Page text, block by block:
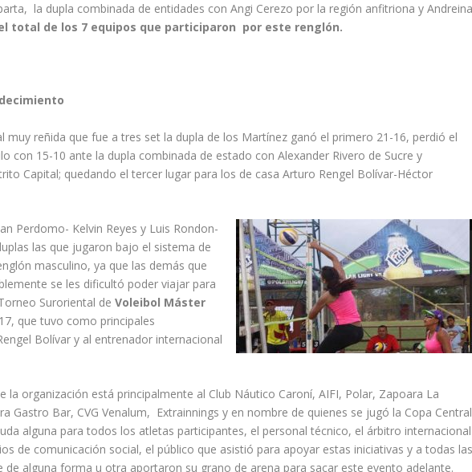
la dupla combinada de entidades con Angi Cerezo por la región anfitriona y
total de los 7 equipos que participaron por este renglón.
muy reñida que fue a tres set la dupla de los Martínez ganó el primero 21-16, perdió el
con 15-10 ante la dupla combinada de estado con Alexander Rivero de Sucre y
Capital; quedando el tercer lugar para los de casa Arturo Rengel Bolívar-Héctor
Perdomo- Kelvin Reyes y Luis Rondon-
las que jugaron bajo el sistema de
masculino, ya que las demás que
se les dificultó poder viajar para
Suroriental de Voleibol Máster
que tuvo como principales
Bolívar y al entrenador internacional
la organización está principalmente al Club Náutico Caroní, AIFI, Polar, Zapoara La
Gastro Bar, CVG Venalum, Extrainnings y en nombre de quienes se jugó la Copa Central
alguna para todos los atletas participantes, el personal técnico, el árbitro internacional
de comunicación social, el público que asistió para apoyar estas iniciativas y a todas
de alguna forma u otra aportaron su grano de arena para sacar este evento adelante.